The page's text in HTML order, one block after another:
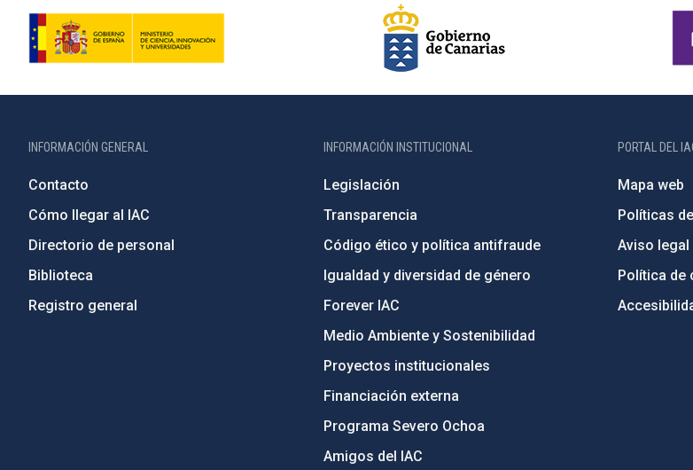
INFORMACIÓN GENERAL
Contacto
Cómo llegar al IAC
Directorio de personal
Biblioteca
Registro general
INFORMACIÓN INSTITUCIONAL
Legislación
Transparencia
Código ético y política antifraude
Igualdad y diversidad de género
Forever IAC
Medio Ambiente y Sostenibilidad
Proyectos institucionales
Financiación externa
Programa Severo Ochoa
Amigos del IAC
PORTAL DEL
Mapa web
Políticas
Aviso legal
Política de